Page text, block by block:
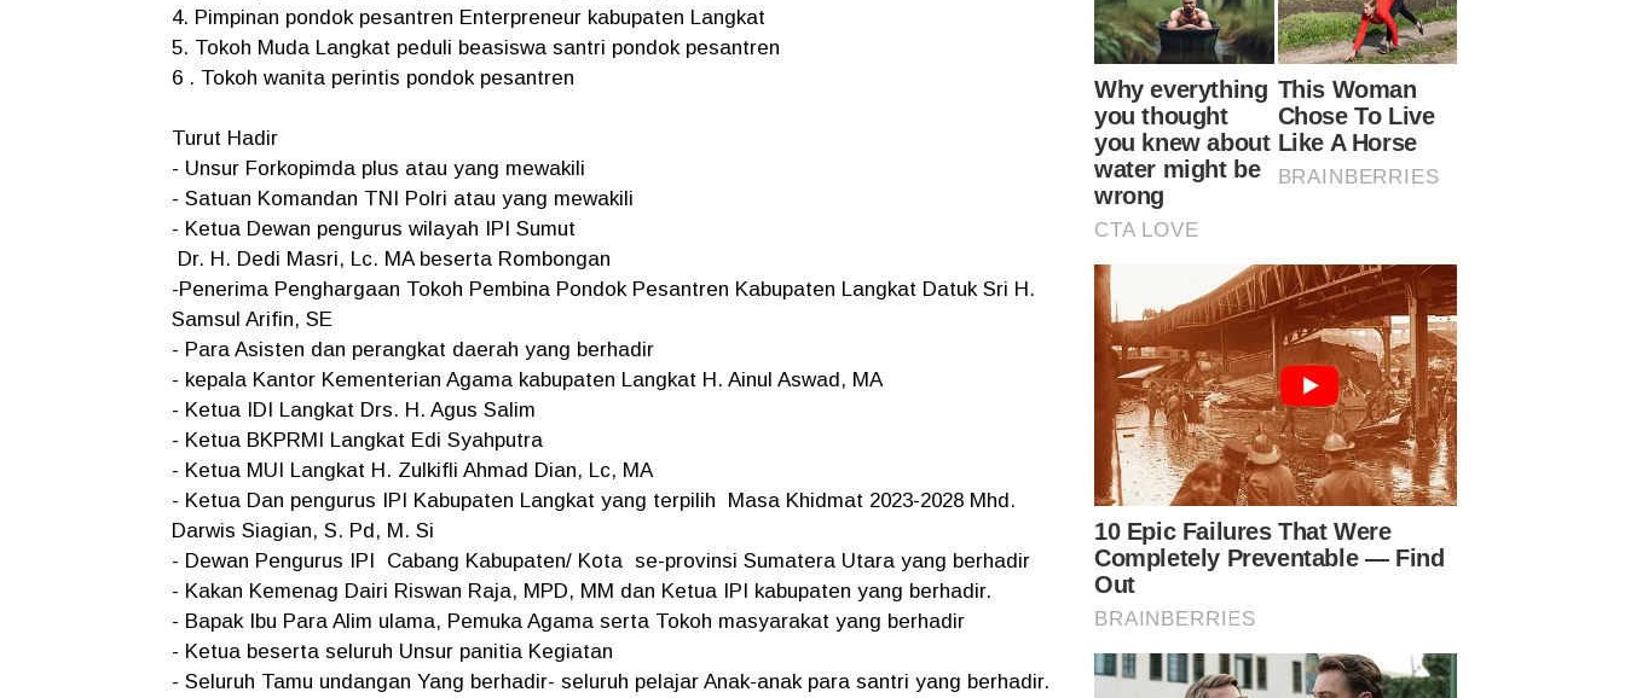
4. Pimpinan pondok pesantren Enterpreneur kabupaten Langkat
5. Tokoh Muda Langkat peduli beasiswa santri pondok pesantren
6 . Tokoh wanita perintis pondok pesantren
Turut Hadir
- Unsur Forkopimda plus atau yang mewakili
- Satuan Komandan TNI Polri atau yang mewakili
- Ketua Dewan pengurus wilayah IPI Sumut
Dr. H. Dedi Masri, Lc. MA beserta Rombongan
-Penerima Penghargaan Tokoh Pembina Pondok Pesantren Kabupaten Langkat Datuk Sri H.
Samsul Arifin, SE
- Para Asisten dan perangkat daerah yang berhadir
- kepala Kantor Kementerian Agama kabupaten Langkat H. Ainul Aswad, MA
- Ketua IDI Langkat Drs. H. Agus Salim
- Ketua BKPRMI Langkat Edi Syahputra
- Ketua MUI Langkat H. Zulkifli Ahmad Dian, Lc, MA
- Ketua Dan pengurus IPI Kabupaten Langkat yang terpilih Masa Khidmat 2023-2028 Mhd.
Darwis Siagian, S. Pd, M. Si
- Dewan Pengurus IPI Cabang Kabupaten/ Kota se-provinsi Sumatera Utara yang berhadir
- Kakan Kemenag Dairi Riswan Raja, MPD, MM dan Ketua IPI kabupaten yang berhadir.
- Bapak Ibu Para Alim ulama, Pemuka Agama serta Tokoh masyarakat yang berhadir
- Ketua beserta seluruh Unsur panitia Kegiatan
- Seluruh Tamu undangan Yang berhadir- seluruh pelajar Anak-anak para santri yang berhadir.